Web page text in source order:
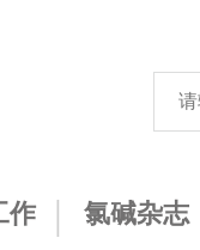
作 氯碱杂志